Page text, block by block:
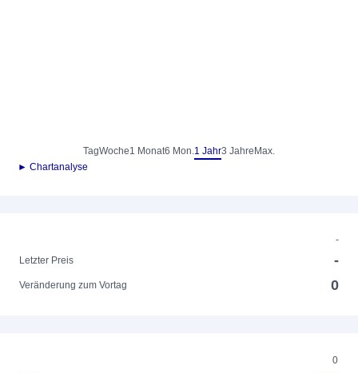
TagWoche1 Monat6 Mon.1 Jahr3 Jahre Max.
► Chartanalyse
-
Letzter Preis
-
Veränderung zum Vortag 0
0